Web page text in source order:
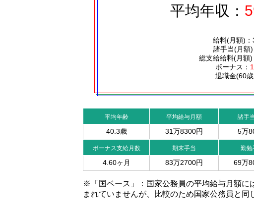
平均年収：
給料(月額)
諸手当(月額
総支給給料(月額)
ボーナス：
退職金(60
平均年齢 平均給与月額 諸手
40.3歳 31万8300円 5万
ボーナス支給月数 期末手当 勤勉
4.60ヶ月 83万2700円 69万
※「国ベース」：国家公務員の平均給与月額に
まれていませんが、比較のため国家公務員と同